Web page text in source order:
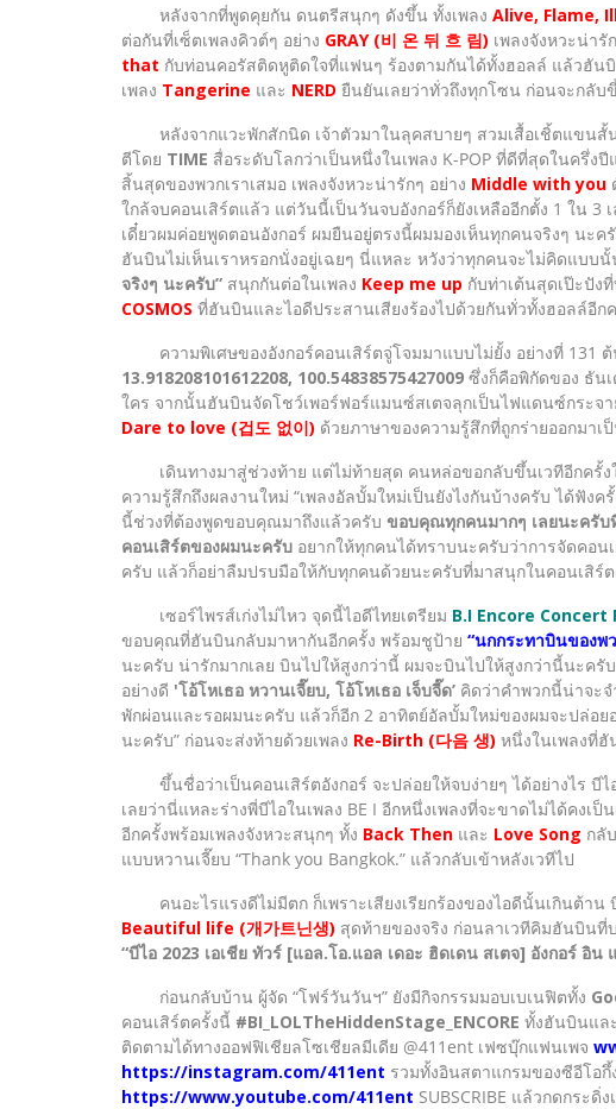
หลังจากที่พูดคุยกัน ดนตรีสนุกๆ ดังขึ้น ทั้งเพลง Alive, Flame,
ต่อกันที่เซ็ตเพลงคิวต์ๆ อย่าง GRAY (비 온 뒤 흐 림) เพลงจังหวะน่ารั
that กับท่อนคอรัสติดหูติดใจที่แฟนๆ ร้องตามกันได้ทั้งฮอลล์ แล้วฮัน
เพลง Tangerine และ NERD ยืนยันเลยว่าทั่วถึงทุกโซน ก่อนจะกลับ
หลังจากแวะพักสักนิด เจ้าตัวมาในลุคสบายๆ สวมเสื้อเชิ้ตแขนสั้น
ตีโดย TIME สื่อระดับโลกว่าเป็นหนึ่งในเพลง K-POP ที่ดีที่สุดในครึ่ง
สิ้นสุดของพวกเราเสมอ เพลงจังหวะน่ารักๆ อย่าง Middle with you
ใกล้จบคอนเสิร์ตแล้ว แต่วันนี้เป็นวันจบอังกอร์ก็ยังเหลืออีกตั้ง 1 ใน
เดี๋ยวผมค่อยพูดตอนอังกอร์ ผมยืนอยู่ตรงนี้ผมมองเห็นทุกคนจริงๆ นะค
ฮันบินไม่เห็นเราหรอกนั่งอยู่เฉยๆ นี่แหละ หวังว่าทุกคนจะไม่คิดแบบ
จริงๆ นะครับ” สนุกกันต่อในเพลง Keep me up กับท่าเต้นสุดเป๊ะปัง
COSMOS ที่ฮันบินและไอดีประสานเสียงร้องไปด้วยกันทั่วทั้งฮอลล์อีก
ความพิเศษของอังกอร์คอนเสิร์ตจู่โจมมาแบบไม่ยั้ง อย่างที่ 131
13.918208101612208, 100.54838575427009 ซึ่งก็คือพิกัดของ ธันเ
ใคร จากนั้นฮันบินจัดโชว์เพอร์ฟอร์แมนซ์สเตจลุกเป็นไฟแดนซ์กระจา
Dare to love (겁도 없이) ด้วยภาษาของความรู้สึกที่ถูกร่ายออกมาเ
เดินทางมาสู่ช่วงท้าย แต่ไม่ท้ายสุด คนหล่อขอกลับขึ้นเวทีอีกครั้ง
ความรู้สึกถึงผลงานใหม่ “เพลงอัลบั้มใหม่เป็นยังไงกันบ้างครับ ได้ฟั
นี้ช่วงที่ต้องพูดขอบคุณมาถึงแล้วครับ ขอบคุณทุกคนมากๆ เลยนะครับ
คอนเสิร์ตของผมนะครับ อยากให้ทุกคนได้ทราบนะครับว่าการจัดคอ
ครับ แล้วก็อย่าลืมปรบมือให้กับทุกคนด้วยนะครับที่มาสนุกในคอนเสิ
เซอร์ไพรส์เก่งไม่ไหว จุดนี้ไอดีไทยเตรียม B.I Encore Concert
ขอบคุณที่ฮันบินกลับมาหากันอีกครั้ง พร้อมชูป้าย “นกกระทาบินของพ
นะครับ น่ารักมากเลย บินไปให้สูงกว่านี้ ผมจะบินไปให้สูงกว่านี้นะครั
อย่างดี 'โอ้โหเธอ หวานเจี๊ยบ, โอ้โหเธอ เจ็บจี๊ด’ คิดว่าคำพวกนี้น่าจะ
พักผ่อนและรอผมนะครับ แล้วก็อีก 2 อาทิตย์อัลบั้มใหม่ของผมจะปล่อ
นะครับ” ก่อนจะส่งท้ายด้วยเพลง Re-Birth (다음 생) หนึ่งในเพลงที่
ขึ้นชื่อว่าเป็นคอนเสิร์ตอังกอร์ จะปล่อยให้จบง่ายๆ ได้อย่างไร บี
เลยว่านี่แหละร่างพี่บีไอในเพลง BE I อีกหนึ่งเพลงที่จะขาดไม่ได้คงเป็น
อีกครั้งพร้อมเพลงจังหวะสนุกๆ ทั้ง Back Then และ Love Song กลั
แบบหวานเจี๊ยบ “Thank you Bangkok.” แล้วกลับเข้าหลังเวทีไป
คนอะไรแรงดีไม่มีตก ก็เพราะเสียงเรียกร้องของไอดีนั้นเกินต้าน
Beautiful life (개가트닌생) สุดท้ายของจริง ก่อนลาเวทีคิมฮันบิน
“บีไอ 2023 เอเชีย ทัวร์ [แอล.โอ.แอล เดอะ ฮิดเดน สเตจ] อังกอร์ อิน
ก่อนกลับบ้าน ผู้จัด “โฟร์วันวันฯ” ยังมีกิจกรรมมอบเบเนฟิตทั้ง
คอนเสิร์ตครั้งนี้ #BI_LOLTheHiddenStage_ENCORE ทั้งฮันบินแล
ติดตามได้ทางออฟฟิเชียลโซเชียลมีเดีย @411ent เฟซบุ๊กแฟนเพจ
https://instagram.com/411ent รวมทั้งอินสตาแกรมของซีอีโอกึ้
https://www.youtube.com/411ent SUBSCRIBE แล้วกดกระดิ่